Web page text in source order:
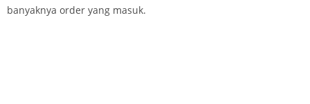
banyaknya order yang masuk.